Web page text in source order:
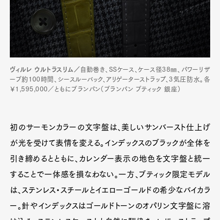
ヴィルレ ウルトラスリム／ 自動巻き、SSケース、ケース径38㎜、パワーリザ
ーブ約100時間、シースルーバック、アリゲーターストラップ、3気圧防水。各
￥1,595,000／ともにブランパン（ブランパン ブティック 銀座）
初のサーモンカラーの文字盤は、美しいサンバースト仕上げ
が光を受けて表情を変える。インデックスのブラックが全体を
引き締めるとともに、カレンダー表示の地色を文字盤と統一
することで一体感を損なわない。一方、ブティック限定モデル
は、ステンレス・スチールとイエローゴールドの希少なバイカラ
ー。針やインデックスはゴールドトーンのオパリン文字盤に溶